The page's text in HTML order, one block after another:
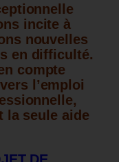
incite à
nouvelles
en difficulté.
compte
l’emploi
la seule aide